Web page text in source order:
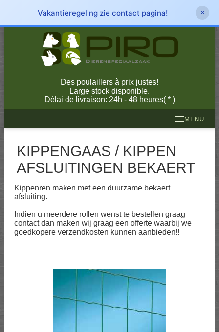
Vakantieregeling zie contact pagina! ×
Des poulaillers à prix justes!
Large stock disponible.
Délai de livraison: 24h - 48 heures(* )
MENU
KIPPENGAAS / KIPPEN
AFSLUITINGEN BEKAERT
Kippenren maken met een duurzame bekaert
afsluiting.
Indien u meerdere rollen wenst te bestellen graag
contact dan maken wij graag een offerte waarbij we
goedkopere verzendkosten kunnen aanbieden!!